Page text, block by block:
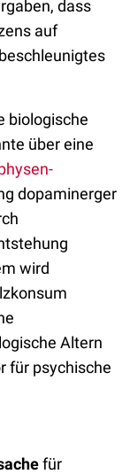
dass
auf
biologische
über eine
dopaminerger
wird
Altern
für psychische
für